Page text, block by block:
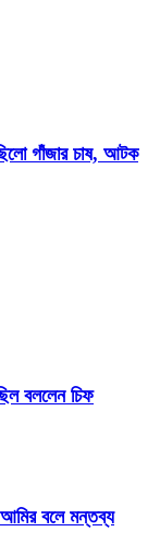
গাঁজার চাষ, আটক
বললেন চিফ
আমির বলে মন্তব্য